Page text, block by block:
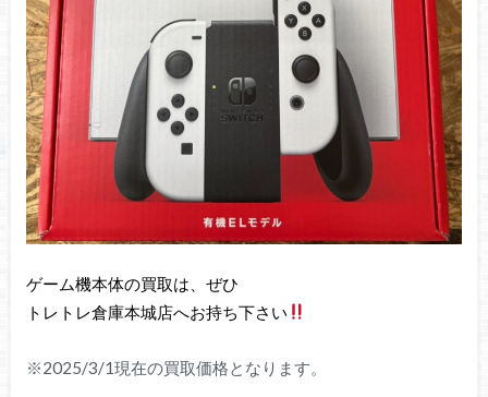
ゲーム機本体の買取は、ぜひ
トレトレ倉庫本城店へお持ち下さい
※2025/3/1現在の買取価格となります。